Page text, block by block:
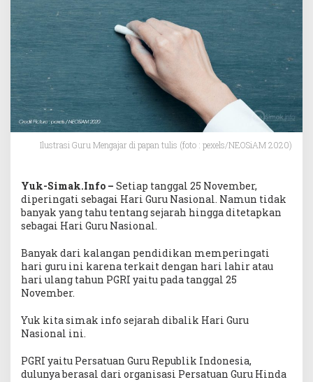
Ilustrasi Guru Mengajar di papan tulis (foto : pexels/NEOSiAM 2020)
Yuk-Simak.Info – Setiap tanggal 25 November,
diperingati sebagai Hari Guru Nasional. Namun tidak
banyak yang tahu tentang sejarah hingga ditetapkan
sebagai Hari Guru Nasional.
Banyak dari kalangan pendidikan memperingati
hari guru ini karena terkait dengan hari lahir atau
hari ulang tahun PGRI yaitu pada tanggal 25
November.
Yuk kita simak info sejarah dibalik Hari Guru
Nasional ini.
PGRI yaitu Persatuan Guru Republik Indonesia,
dulunya berasal dari organisasi Persatuan Guru Hinda